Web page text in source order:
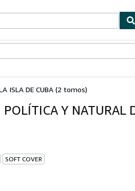
ISLA DE CUBA (2 tomos)
POLÍTICA Y NATURAL
SOFT COVER